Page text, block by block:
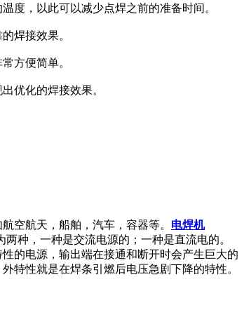
度，以此可以减少点焊之前的准备时间。
焊接效果。
方便简单。
优化的焊接效果。
空航天，船舶，汽车，容器等。 电焊机
种，一种是交流电源的；一种是直流电的。
的电源，输出端在接通和断开时会产生巨大的
特性就是在焊条引燃后电压急剧下降的特性。